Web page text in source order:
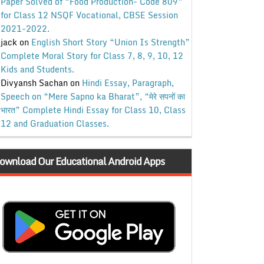
for Class 12 NSQF Vocational, CBSE Session
2021-2022.
jackon English Short Story “Union Is Strength”
Complete Moral Story for Class 7, 8, 9, 10, 12
Kids and Students.
Divyansh Sachanon Hindi Essay, Paragraph,
Speech on “Mere Sapno ka Bharat”, “मेरे सपनों का
भारत” Complete Hindi Essay for Class 10, Class
12 and Graduation Classes.
Our Educational Android Apps